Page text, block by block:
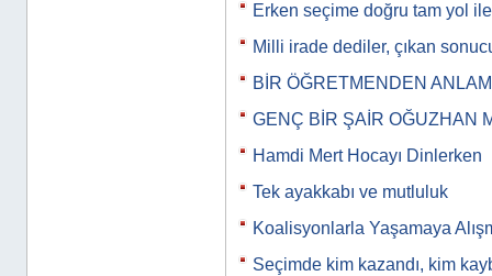
Erken seçime doğru tam yol
Milli irade dediler, çıkan
BİR ÖĞRETMENDEN
GENÇ BİR ŞAİR OĞUZHAN
Hamdi Mert Hocayı Dinlerken
Tek ayakkabı ve mutluluk
Koalisyonlarla Yaşamaya
Seçimde kim kazandı, kim